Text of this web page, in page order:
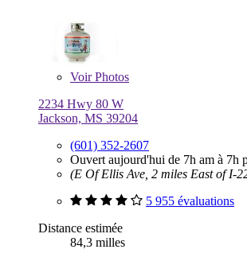
VoirPhotos
2234 Hwy 80 W
Jackson, MS 39204
(601) 352-2607
Ouvert aujourd'hui de 7h am à 7h
(E Of Ellis Ave, 2 miles East of I-
5 955 évaluations
Distance estimée
84,3 milles